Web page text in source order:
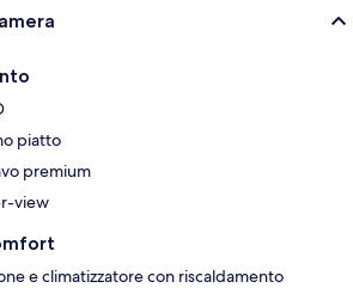
piatto
premium
view
e climatizzatore con riscaldamento